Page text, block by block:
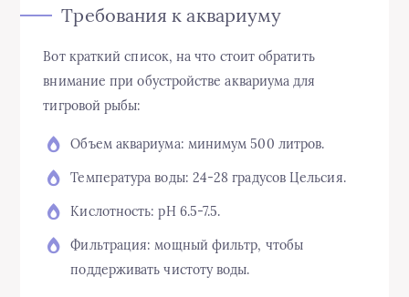
Требования к аквариуму
Вот краткий список, на что стоит обратить
внимание при обустройстве аквариума для
тигровой рыбы:
Объем аквариума: минимум 500 литров.
Температура воды: 24-28 градусов Цельсия.
Кислотность: pH 6.5-7.5.
Фильтрация: мощный фильтр, чтобы
поддерживать чистоту воды.